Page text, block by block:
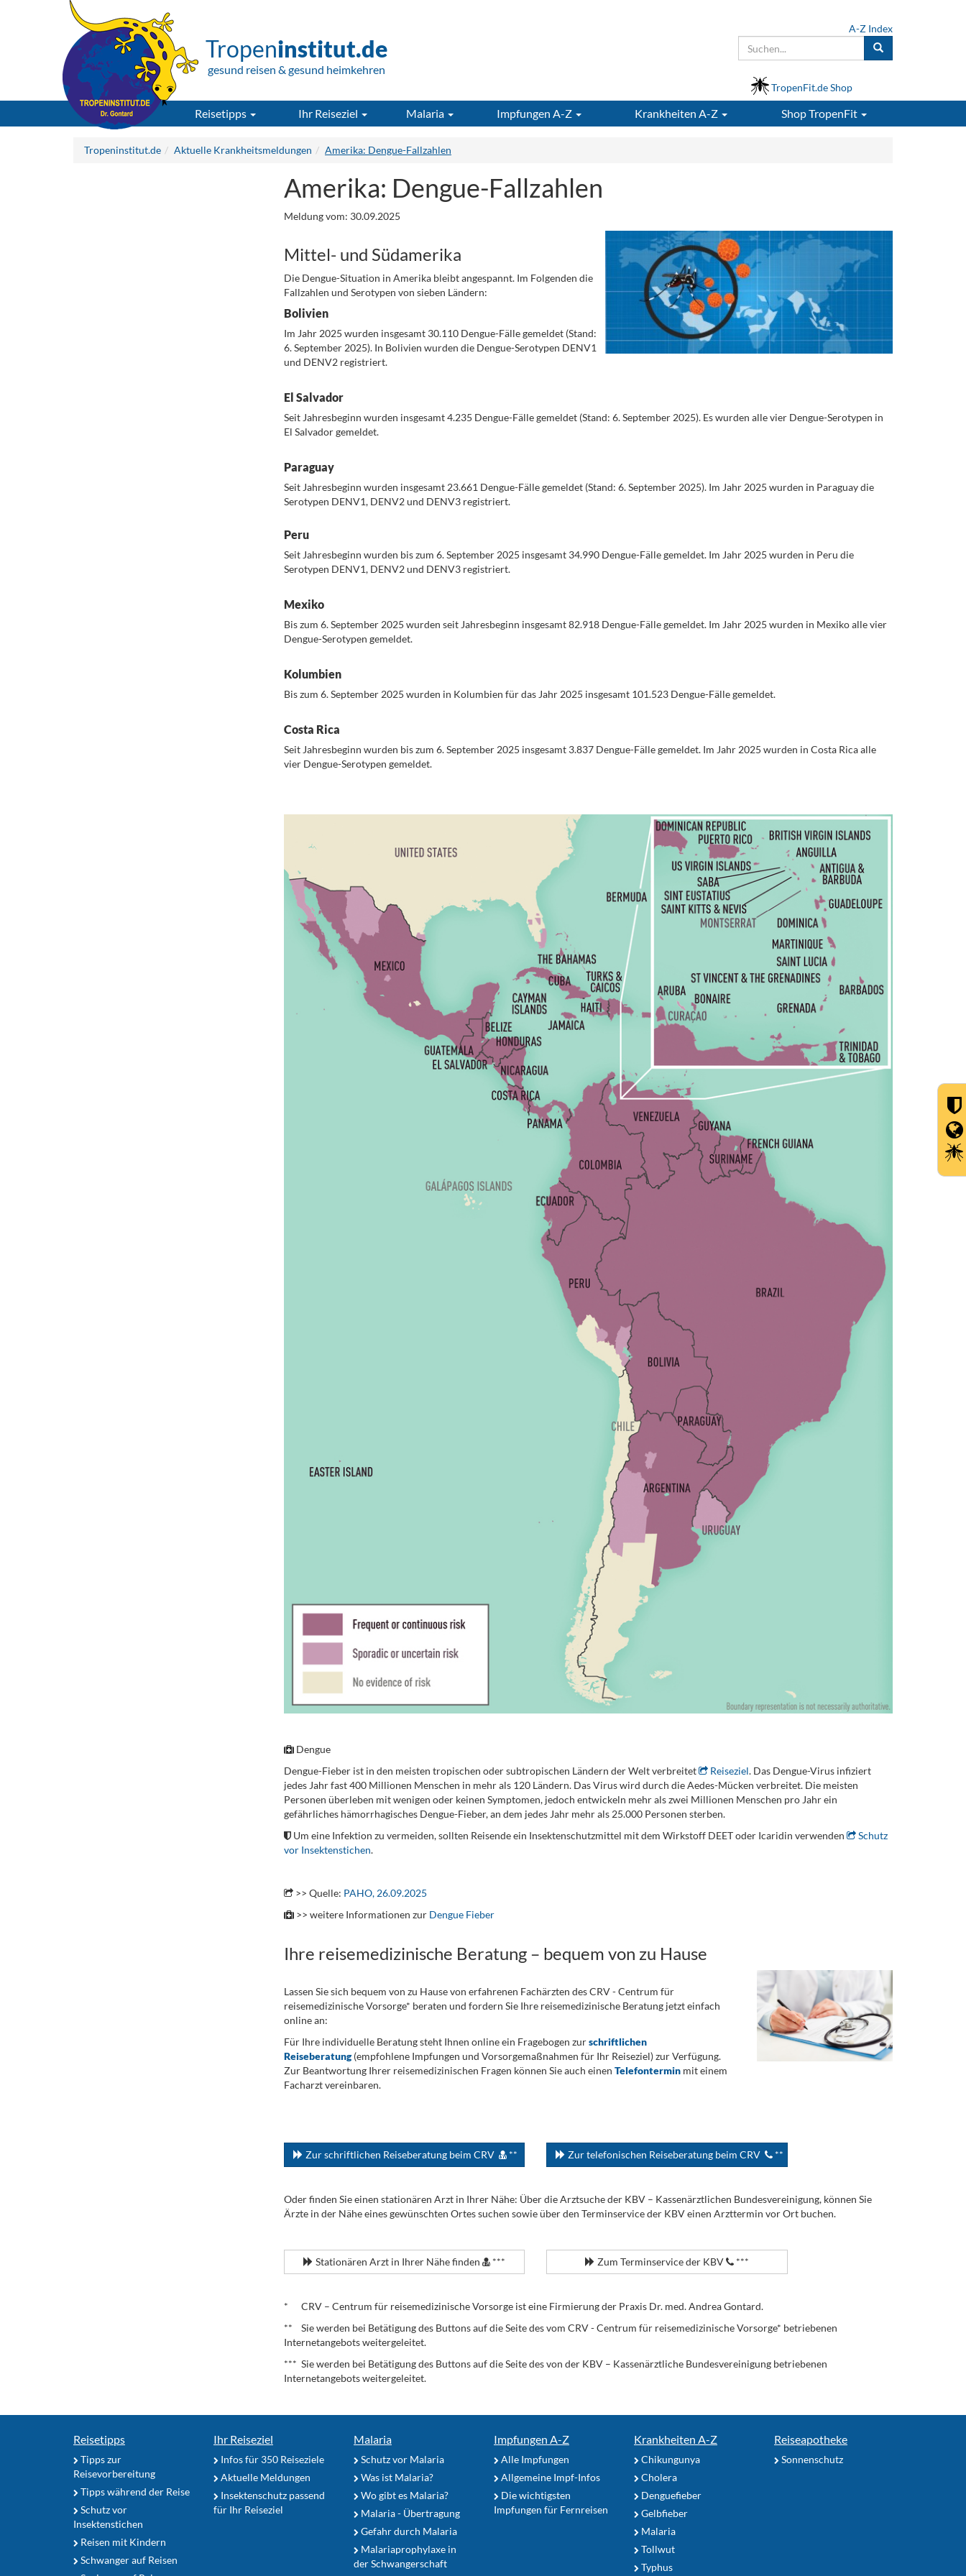
Tropeninstitut.de
gesund reisen & gesund heimkehren
A-Z Index
TropenFit.de Shop
Reisetipps Ihr Reiseziel Malaria Impfungen A-Z Krankheiten A-Z ShopTropenFit
Tropeninstitut.de Aktuelle Krankheitsmeldungen Amerika: Dengue-Fallzahlen
Amerika: Dengue-Fallzahlen
Meldung vom: 30.09.2025
Mittel- und Südamerika
Die Dengue-Situation in Amerika bleibt angespannt. Im Folgenden die
Fallzahlen und Serotypen von sieben Ländern:
Bolivien
Im Jahr 2025 wurden insgesamt 30.110 Dengue-Fälle gemeldet (Stand:
6. September 2025). In Bolivien wurden die Dengue-Serotypen DENV1
und DENV2 registriert.
El Salvador
Seit Jahresbeginn wurden insgesamt 4.235 Dengue-Fälle gemeldet (Stand: 6. September 2025). Es wurden alle vier Dengue-Serotypen in
El Salvador gemeldet.
Paraguay
Seit Jahresbeginn wurden insgesamt 23.661 Dengue-Fälle gemeldet (Stand: 6. September 2025). Im Jahr 2025 wurden in Paraguay die
Serotypen DENV1, DENV2 und DENV3 registriert.
Peru
Seit Jahresbeginn wurden bis zum 6. September 2025 insgesamt 34.990 Dengue-Fälle gemeldet. Im Jahr 2025 wurden in Peru die
Serotypen DENV1, DENV2 und DENV3 registriert.
Mexiko
Bis zum 6. September 2025 wurden seit Jahresbeginn insgesamt 82.918 Dengue-Fälle gemeldet. Im Jahr 2025 wurden in Mexiko alle vier
Dengue-Serotypen gemeldet.
Kolumbien
Bis zum 6. September 2025 wurden in Kolumbien für das Jahr 2025 insgesamt 101.523 Dengue-Fälle gemeldet.
Costa Rica
Seit Jahresbeginn wurden bis zum 6. September 2025 insgesamt 3.837 Dengue-Fälle gemeldet. Im Jahr 2025 wurden in Costa Rica alle
vier Dengue-Serotypen gemeldet.
Dengue
Dengue-Fieber ist in den meisten tropischen oder subtropischen Ländern der Welt verbreitet
Reiseziel. Das Dengue-Virus infiziert
jedes Jahr fast 400 Millionen Menschen in mehr als 120 Ländern. Das Virus wird durch die Aedes-Mücken verbreitet. Die meisten
Personen überleben mit wenigen oder keinen Symptomen, jedoch entwickeln mehr als zwei Millionen Menschen pro Jahr ein
gefährliches hämorrhagisches Dengue-Fieber, an dem jedes Jahr mehr als 25.000 Personen sterben.
Um eine Infektion zu vermeiden, sollten Reisende ein Insektenschutzmittel mit dem Wirkstoff DEET oder Icaridin verwenden
Schutz
vor Insektenstichen.
>> Quelle: PAHO, 26.09.2025
>> weitere Informationen zur Dengue Fieber
Ihre reisemedizinische Beratung – bequem von zu Hause
Lassen Sie sich bequem von zu Hause von erfahrenen Fachärzten des CRV - Centrum für
reisemedizinische Vorsorge* beraten und fordern Sie Ihre reisemedizinische Beratung jetzt einfach
online an:
Für Ihre individuelle Beratung steht Ihnen online ein Fragebogen zurschriftlichen
Reiseberatung(empfohlene Impfungen und Vorsorgemaßnahmen für Ihr Reiseziel) zur Verfügung.
Zur Beantwortung Ihrer reisemedizinischen Fragen können Sie auch einen Telefonterminmit einem
Facharzt vereinbaren.
Zur schriftlichen Reiseberatung beim CRV ** Zur telefonischen Reiseberatung beim CRV **
Oder finden Sie einen stationären Arzt in Ihrer Nähe: Über die Arztsuche der KBV – Kassenärztlichen Bundesvereinigung, können Sie
Ärzte in der Nähe eines gewünschten Ortes suchen sowie über den Terminservice der KBV einen Arzttermin vor Ort buchen.
Stationären Arzt in Ihrer Nähe finden *** Zum Terminservice der KBV ***
* CRV – Centrum für reisemedizinische Vorsorge ist eine Firmierung der Praxis Dr. med. Andrea Gontard.
** Sie werden bei Betätigung des Buttons auf die Seite des vom CRV - Centrum für reisemedizinische Vorsorge* betriebenen
Internetangebots weitergeleitet.
*** Sie werden bei Betätigung des Buttons auf die Seite des von der KBV – Kassenärztliche Bundesvereinigung betriebenen
Internetangebots weitergeleitet.
Reisetipps
Tipps zur
Reisevorbereitung
Tipps während der Reise
Schutz vor
Insektenstichen
Reisen mit Kindern
Schwanger auf Reisen
Ihr Reiseziel
Infos für 350 Reiseziele
Aktuelle Meldungen
Insektenschutz passend
für Ihr Reiseziel
Malaria
Schutz vor Malaria
Was ist Malaria?
Wo gibt es Malaria?
Malaria - Übertragung
Gefahr durch Malaria
Malariaprophylaxe in
der Schwangerschaft
Impfungen A-Z
Alle Impfungen
Allgemeine Impf-Infos
Die wichtigsten
Impfungen für Fernreisen
Krankheiten A-Z
Chikungunya
Cholera
Denguefieber
Gelbfieber
Malaria
Tollwut
Typhus
Reiseapotheke
Sonnenschutz